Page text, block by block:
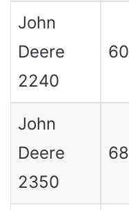
John
Deere
2240
John
Deere
2350